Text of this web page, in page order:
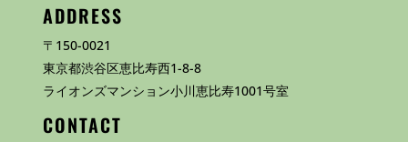
ADDRESS
〒150-0021
東京都渋谷区恵比寿西1-8-8
ライオンズマンション小川恵比寿1001号室
CONTACT